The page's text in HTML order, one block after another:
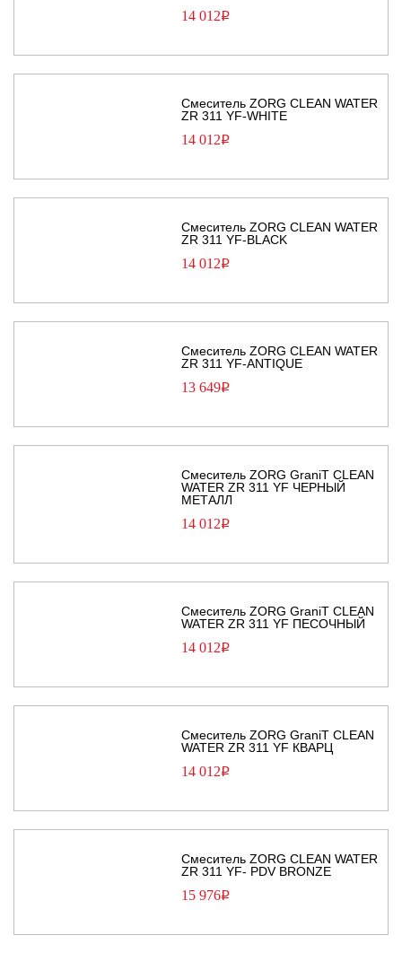
14 012Р
Смеситель ZORG CLEAN WATER
ZR 311 YF-WHITE
14 012Р
Смеситель ZORG CLEAN WATER
ZR 311 YF-BLACK
14 012Р
Смеситель ZORG CLEAN WATER
ZR 311 YF-ANTIQUE
13 649Р
Смеситель ZORG GraniT CLEAN
WATER ZR 311 YF ЧЕРНЫЙ
МЕТАЛЛ
14 012Р
Смеситель ZORG GraniT CLEAN
WATER ZR 311 YF ПЕСОЧНЫЙ
14 012Р
Смеситель ZORG GraniT CLEAN
WATER ZR 311 YF КВАРЦ
14 012Р
Смеситель ZORG CLEAN WATER
ZR 311 YF- PDV BRONZE
15 976Р